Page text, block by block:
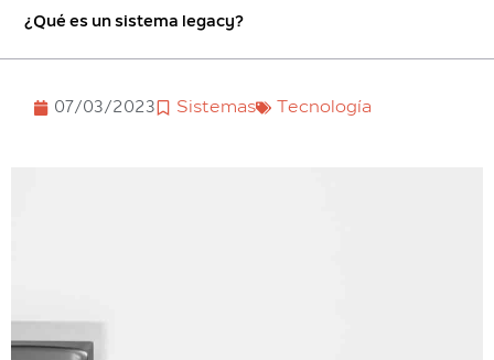
¿Qué es un sistema legacy?
07/03/2023 Sistemas Tecnología